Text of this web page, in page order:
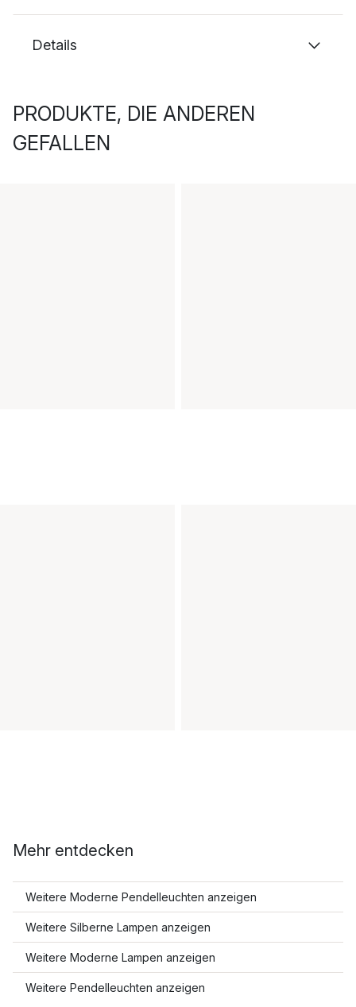
Details
PRODUKTE, DIE ANDEREN
GEFALLEN
Mehr entdecken
Weitere Moderne Pendelleuchten anzeigen
Weitere Silberne Lampen anzeigen
Weitere Moderne Lampen anzeigen
Weitere Pendelleuchten anzeigen